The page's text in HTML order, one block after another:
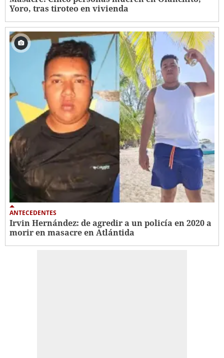
Yoro, tras tiroteo en vivienda
ANTECEDENTES
Irvin Hernández: de agredir a un policía en 2020 a
morir en masacre en Atlántida